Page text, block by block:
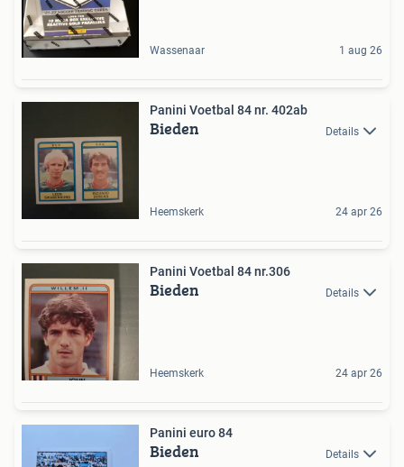
Wassenaar 1 aug 26
Panini Voetbal 84 nr. 402ab
Bieden Details
Heemskerk 24 apr 26
Panini Voetbal 84 nr.306
Bieden Details
Heemskerk 24 apr 26
Panini euro 84
Bieden Details